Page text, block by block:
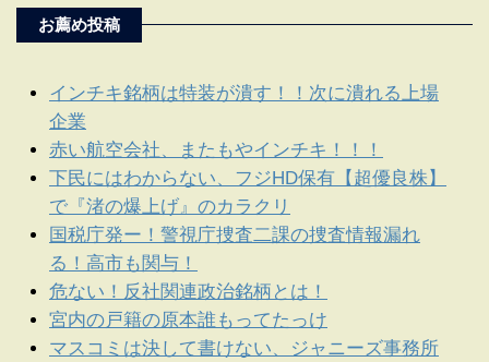
お薦め投稿
インチキ銘柄は特装が潰す！！次に潰れる上場
企業
赤い航空会社、またもやインチキ！！！
下民にはわからない、フジHD保有【超優良株】
で『渚の爆上げ』のカラクリ
国税庁発ー！警視庁捜査二課の捜査情報漏れ
る！高市も関与！
危ない！反社関連政治銘柄とは！
宮内の戸籍の原本誰もってたっけ
マスコミは決して書けない、ジャニーズ事務所